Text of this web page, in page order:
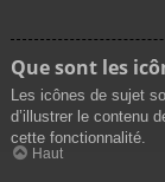
Que sont les
Les icônes de sujet
d’illustrer le contenu
cette fonctionnalité.
Haut